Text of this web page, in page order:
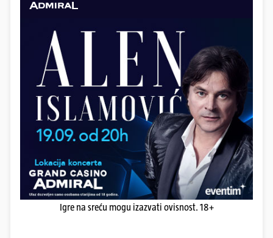
Igre na sreću mogu izazvati ovisnost. 18+